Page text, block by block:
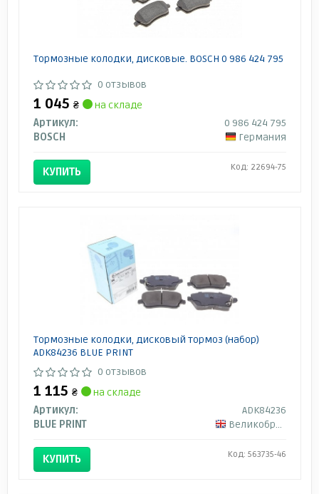
Тормозные колодки, дисковые. BOSCH 0 986 424 795
0 отзывов
1 045 ₴
на складе
Артикул:
0 986 424 795
BOSCH
Германия
КУПИТЬ Код: 22694-75
Тормозные колодки, дисковый тормоз (набор)
ADK84236 BLUE PRINT
0 отзывов
1 115 ₴
на складе
Артикул:
ADK84236
BLUE PRINT
Великобритания
КУПИТЬ Код: 563735-46